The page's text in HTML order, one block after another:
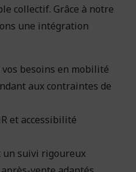
collectif. Grâce à notre
une intégration
besoins en mobilité
aux contraintes de
et accessibilité
suivi rigoureux